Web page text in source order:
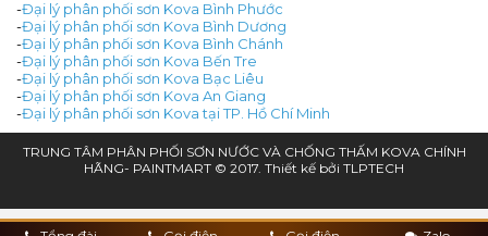
-Đại lý phân phối sơn Kova Bình Phước
-Đại lý phân phối sơn Kova Bình Dương
-Đại lý phân phối sơn Kova Bình Chánh
-Đại lý phân phối sơn Kova Bến Tre
-Đại lý phân phối sơn Kova Bạc Liêu
-Đại lý phân phối sơn Kova An Giang
-Đại lý phân phối sơn Kova tại TP. Hồ Chí Minh
TRUNG TÂM PHÂN PHỐI SƠN NƯỚC VÀ CHỐNG THẤM KOVA CHÍNH
HÃNG- PAINTMART © 2017. Thiết kế bởi TLPTECH